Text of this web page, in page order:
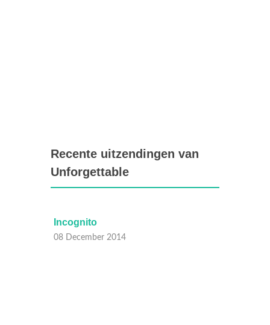
Recente uitzendingen van
Unforgettable
Incognito
08 December 2014